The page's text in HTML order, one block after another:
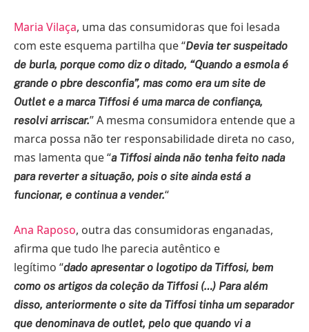
Maria Vilaça, uma das consumidoras que foi lesada
com este esquema partilha que “Devia ter suspeitado
de burla, porque como diz o ditado, “Quando a esmola é
grande o pbre desconfia”, mas como era um site de
Outlet e a marca Tiffosi é uma marca de confiança,
resolvi arriscar.” A mesma consumidora entende que a
marca possa não ter responsabilidade direta no caso,
mas lamenta que “a Tiffosi ainda não tenha feito nada
para reverter a situação, pois o site ainda está a
funcionar, e continua a vender.“
Ana Raposo, outra das consumidoras enganadas,
afirma que tudo lhe parecia autêntico e
legítimo “dado apresentar o logotipo da Tiffosi, bem
como os artigos da coleção da Tiffosi (…) Para além
disso, anteriormente o site da Tiffosi tinha um separador
que denominava de outlet, pelo que quando vi a